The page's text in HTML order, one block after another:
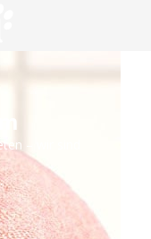
– wir sind